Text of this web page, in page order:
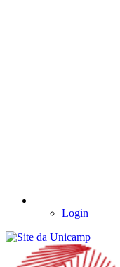
Login